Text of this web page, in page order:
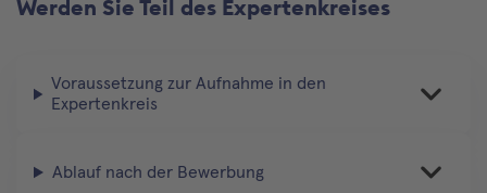
Werden Sie Teil des Expertenkreises
Voraussetzung zur Aufnahme in den
Expertenkreis
Ablauf nach der Bewerbung